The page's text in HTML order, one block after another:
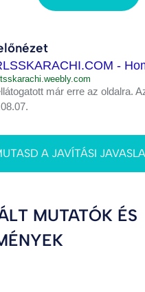
-
már erre az oldalra.
A JAVÍTÁSI
MUTATÓK ÉS